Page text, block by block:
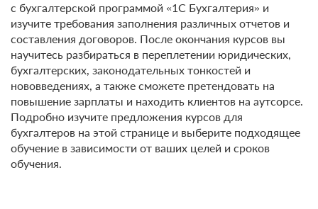
с бухгалтерской программой «1С Бухгалтерия» и
изучите требования заполнения различных отчетов и
составления договоров. После окончания курсов вы
научитесь разбираться в переплетении юридических,
бухгалтерских, законодательных тонкостей и
нововведениях, а также сможете претендовать на
повышение зарплаты и находить клиентов на аутсорсе.
Подробно изучите предложения курсов для
бухгалтеров на этой странице и выберите подходящее
обучение в зависимости от ваших целей и сроков
обучения.